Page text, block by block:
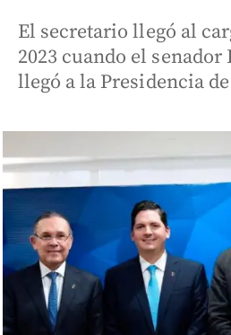
El secretario llegó al
2023 cuando el senador
llegó a la Presidencia